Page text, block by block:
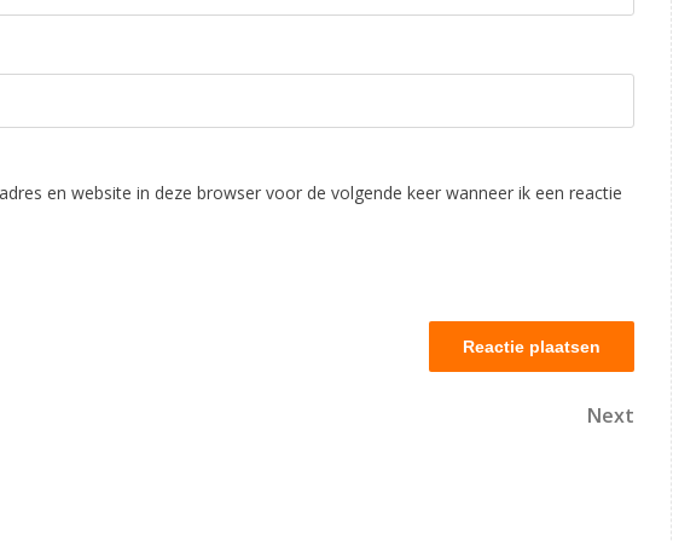
en website in deze browser voor de volgende keer wanneer ik een reactie
Next
Post
Next